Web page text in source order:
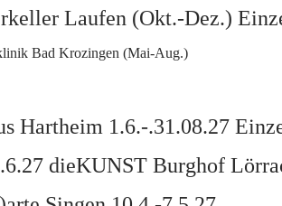
Laufen (Okt.-Dez.)
Bad Krozingen (Mai-Aug.)
Hartheim 1.6.-.31.08.27
dieKUNST Burghof